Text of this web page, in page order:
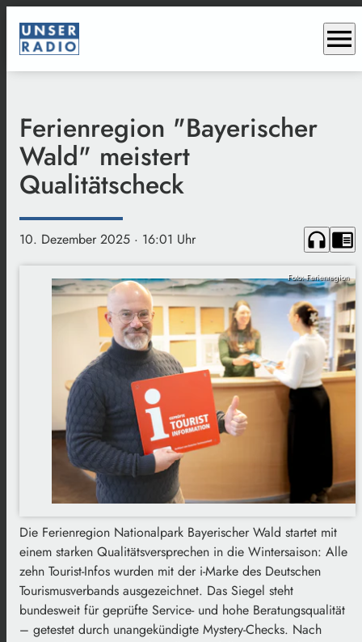
menu
Ferienregion "Bayerischer
Wald" meistert
Qualitätscheck
10. Dezember 2025 · 16:01 Uhr headphones chrome_reader_mode
Foto: Ferienregion
Die Ferienregion Nationalpark Bayerischer Wald startet mit
einem starken Qualitätsversprechen in die Wintersaison: Alle
zehn Tourist-Infos wurden mit der i-Marke des Deutschen
Tourismusverbands ausgezeichnet. Das Siegel steht
bundesweit für geprüfte Service- und hohe Beratungsqualität
– getestet durch unangekündigte Mystery-Checks. Nach